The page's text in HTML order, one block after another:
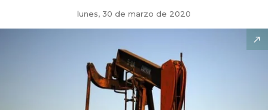
lunes, 30 de marzo de 2020